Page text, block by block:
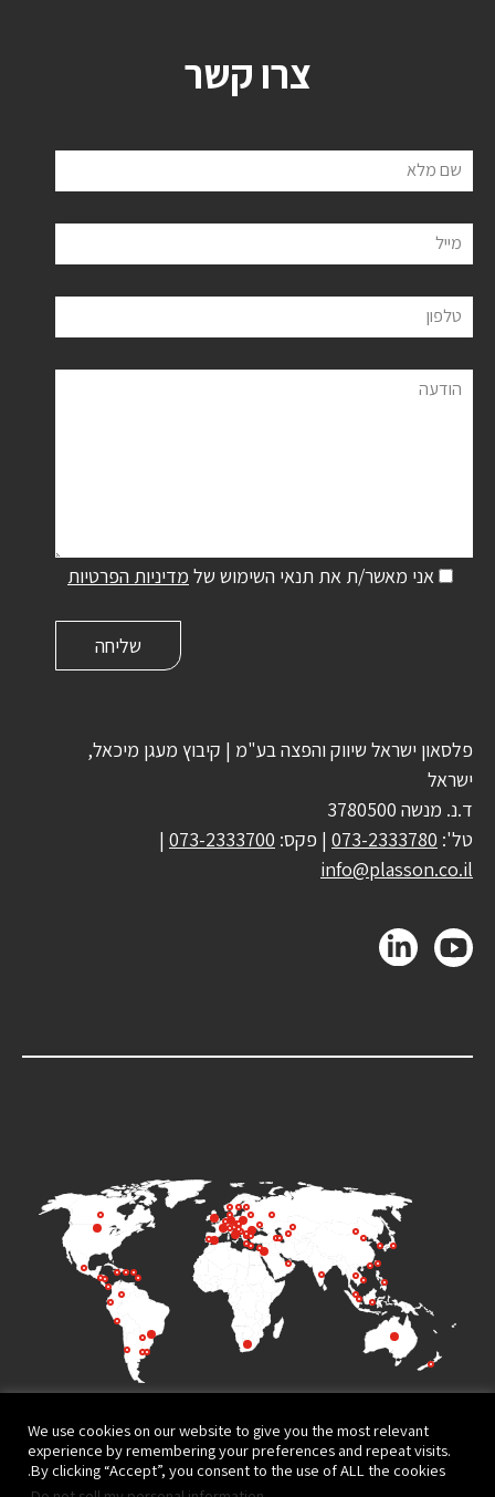
צרו קשר
שם מלא
מייל
טלפון
הודעה
אני מאשר/ת את תנאי השימוש של מדיניות הפרטיות
פלסאון ישראל שיווק והפצה בע"מ | קיבוץ מעגן מיכאל,
ישראל
ד.נ. מנשה 3780500
טל': 073-2333780 | פקס: 073-2333700
|
info@plasson.co.il
We use cookies on our website to give you the most relevant
experience by remembering your preferences and repeat visits.
By clicking “Accept”, you consent to the use of ALL the cookies.